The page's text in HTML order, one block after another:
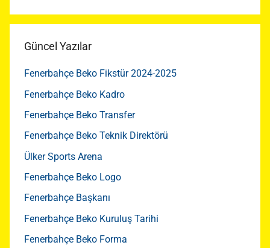
Güncel Yazılar
Fenerbahçe Beko Fikstür 2024-2025
Fenerbahçe Beko Kadro
Fenerbahçe Beko Transfer
Fenerbahçe Beko Teknik Direktörü
Ülker Sports Arena
Fenerbahçe Beko Logo
Fenerbahçe Başkanı
Fenerbahçe Beko Kuruluş Tarihi
Fenerbahçe Beko Forma